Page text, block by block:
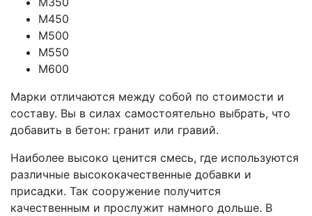
М450
М500
М550
М600
Марки отличаются между собой по стоимости и
составу. Вы в силах самостоятельно выбрать, что
добавить в бетон: гранит или гравий.
Наиболее высоко ценится смесь, где используются
различные высококачественные добавки и
присадки. Так сооружение получится
качественным и прослужит намного дольше. В